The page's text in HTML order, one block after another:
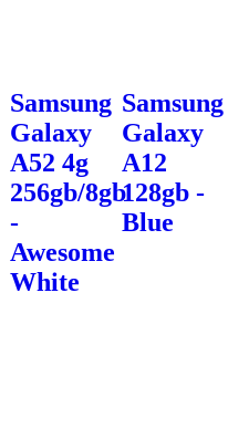
Samsung
Galaxy
A52 4g
256gb/8gb
-
Awesome
White
Samsung
Galaxy
A12
128gb -
Blue